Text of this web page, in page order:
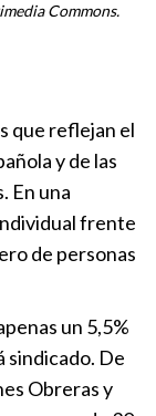
Commons.
que reflejan el
y de las
En una
frente
de personas
un 5,5%
sindicado. De
Obreras y